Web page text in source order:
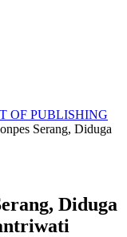
OF PUBLISHING
Serang, Diduga
Diduga